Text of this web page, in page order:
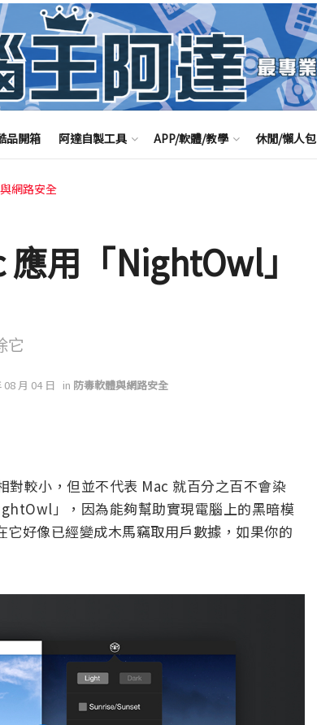
品開箱 阿達自製工具 APP/軟體/教學 休閒/懶人包
網路安全
用「NightOwl」
它
月 04 日 in 防毒軟體與網路安全
較小，但並不代表 Mac 就百分之百不會染
」，因為能夠幫助實現電腦上的黑暗模
好像已經變成木馬竊取用戶數據，如果你的